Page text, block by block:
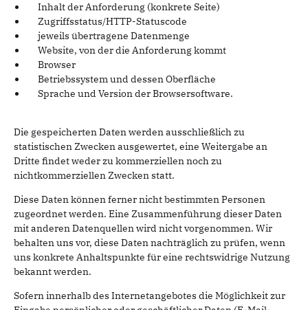
Inhalt der Anforderung (konkrete Seite)
Zugriffsstatus/HTTP-Statuscode
jeweils übertragene Datenmenge
Website, von der die Anforderung kommt
Browser
Betriebssystem und dessen Oberfläche
Sprache und Version der Browsersoftware.
Die gespeicherten Daten werden ausschließlich zu
statistischen Zwecken ausgewertet, eine Weitergabe an
Dritte findet weder zu kommerziellen noch zu
nichtkommerziellen Zwecken statt.
Diese Daten können ferner nicht bestimmten Personen
zugeordnet werden. Eine Zusammenführung dieser Daten
mit anderen Datenquellen wird nicht vorgenommen. Wir
behalten uns vor, diese Daten nachträglich zu prüfen, wenn
uns konkrete Anhaltspunkte für eine rechtswidrige Nutzung
bekannt werden.
Sofern innerhalb des Internetangebotes die Möglichkeit zur